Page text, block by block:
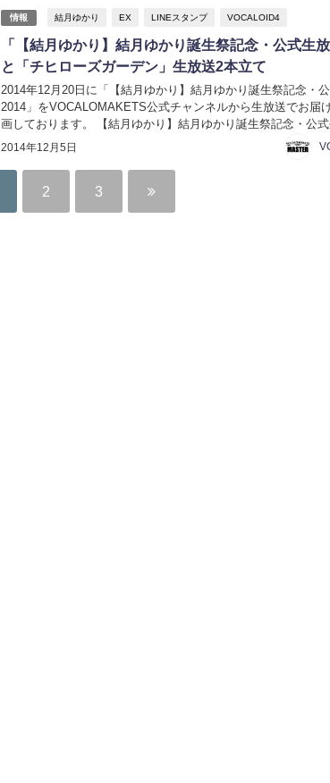
情報 結月ゆかり EX LINEスタンプ VOCALOID4
「【結月ゆかり】結月ゆかり誕生祭記念・公式生放
と「チヒローズガーデン」生放送2本立て
2014年12月5日
2014年12月20日に「【結月ゆかり】結月ゆかり誕生祭記念・
2014」をVOCALOMAKETS公式チャンネルから生放送でお届
画しております。 【結月ゆかり】結月ゆかり誕生祭記念・公式
日時：2014年12月20日（土） 20:00～21:30 放送：http://
2 3